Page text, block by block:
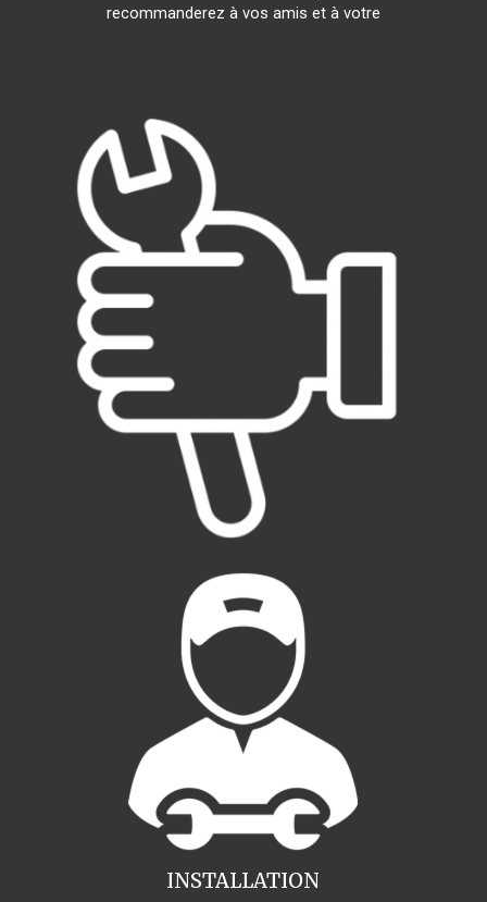
recommanderez à vos amis et à votre
INSTALLATION